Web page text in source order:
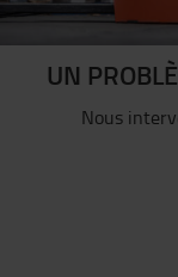
UN
Nous